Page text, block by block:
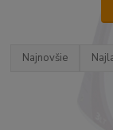
Najnovšie